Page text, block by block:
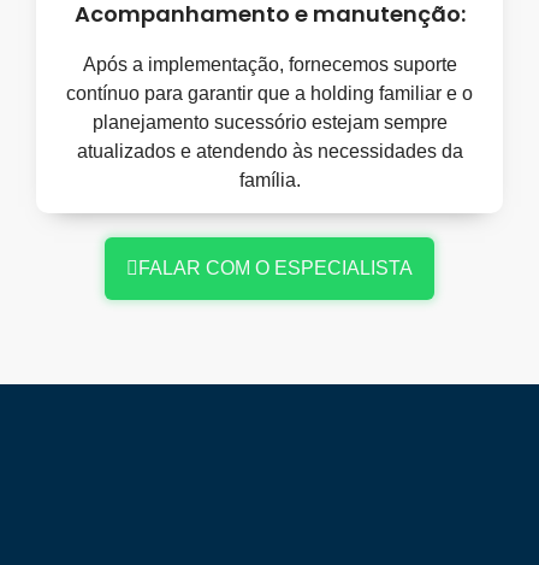
Acompanhamento e manutenção:
Após a implementação, fornecemos suporte
contínuo para garantir que a holding familiar e o
planejamento sucessório estejam sempre
atualizados e atendendo às necessidades da
família.
FALAR COM O ESPECIALISTA